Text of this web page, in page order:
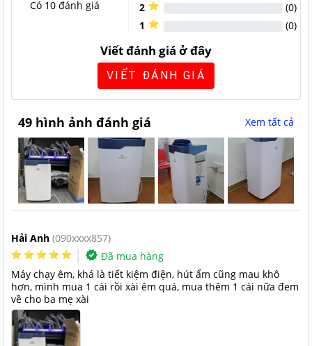
Màn hình LED và bảng điều khiển hiện đại
Máy hút ẩm cho gia đìnhcông suất 20L/ngày Kosmen KM-20N
trang bị bảng điều khiển kỹ thuật số, có màn hình LED hiện đại.
Vỏ máy được làm từ nhựa ABS cho độ bền cao, hạn chế bám
bẩn, dễ lau chùi vệ sinh. Kosmen KM-20N phù hợp sử dụng
cho căn phòng có diện tích hoạt động từ 40m² - 80m².
Máy hút ẩm dân dụng Kosmen KM-20N được trang bị màn hình LED
Có 10đánh giá
2
(0)
1
(0)
Viết đánh giá ở đây
VIẾT ĐÁNH GIÁ
49 hình ảnh đánh giá Xem tất cả
Hải Anh (090xxxx857)
Đã mua hàng
Máy chạy êm, khá là tiết kiệm điện, hút ẩm cũng mau khô
hơn, mình mua 1 cái rồi xài êm quá, mua thêm 1 cái nữa đem
về cho ba mẹ xài